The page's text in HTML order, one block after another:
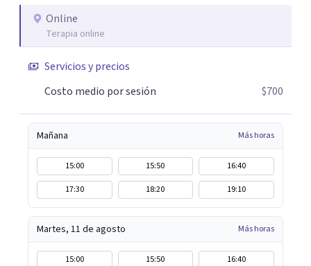
Puedes reservar tu primera sesión directamente desde mi
perfil.
Online
Terapia online
Servicios y precios
Costo medio por sesión
$700
Mañana Más horas
15:00 15:50
16:40
17:30
18:20 19:10
Martes, 11 de agosto Más horas
15:00 15:50
16:40